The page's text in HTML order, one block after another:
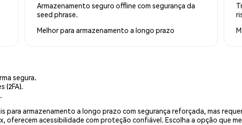
Armazenamento seguro offline com segurança da
seed phrase.
Melhor para armazenamento a longo prazo
segura.
(2FA).
para armazenamento a longo prazo com segurança reforçada, mas
oferecem acessibilidade com proteção confiável. Escolha a opção que